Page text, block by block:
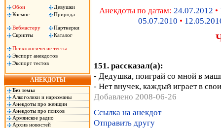
Обои
Девушки
Космос
Природа
Вебмастеру
Партнерки
Скрипты
Каталог
Психологичесие тесты
Экспорт анекдотов
Экспорт тестов
АНЕКДОТЫ
Без темы
Алкоголики и наркоманы
Анекдоты про женщин
Анекдоты про психов
Армянское радио
Архив новостей
Анекдоты по датам: 24.07.2012 •
05.07.2010 •
151. рассказал(а):
- Дедушка, поиграй со мной в
- Нет внучек, каждый играет в
Добавлено 2008-06-26
Ссылка на анекдот
Отправить другу